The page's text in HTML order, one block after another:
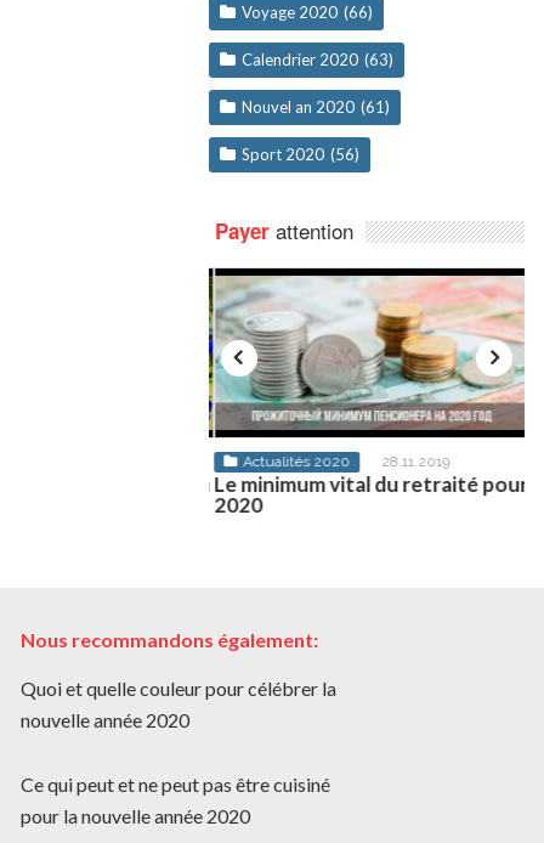
Voyage 2020 (66)
Calendrier 2020 (63)
Nouvel an 2020 (61)
Sport 2020 (56)
Payerattention
Actualités 2020 28.11.2019
Le minimum vital du retraité pour
2020
Nous recommandons également:
Quoi et quelle couleur pour célébrer la
nouvelle année 2020
Ce qui peut et ne peut pas être cuisiné
pour la nouvelle année 2020